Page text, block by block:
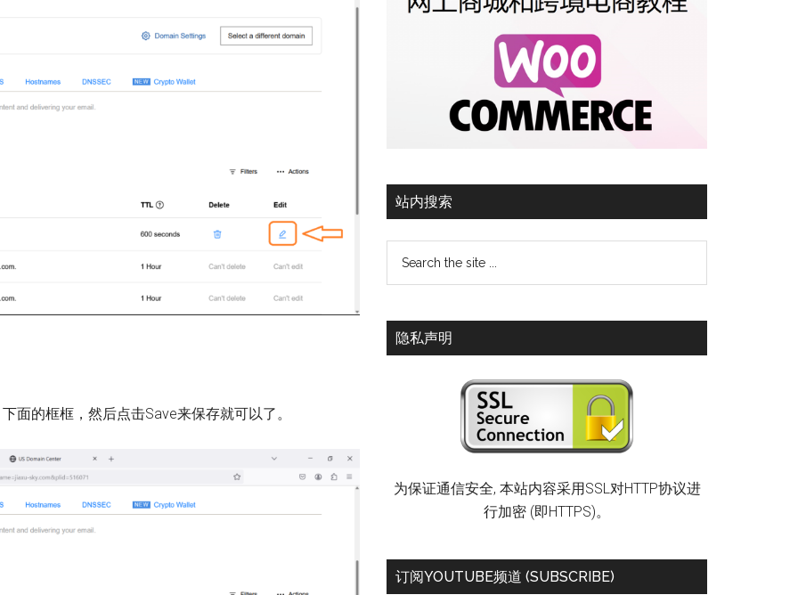
下面的框框，然后点击Save来保存就可以了。
站内搜索
隐私声明
为保证通信安全, 本站内容采用SSL对HTTP协议进
行加密 (即HTTPS)。
订阅YOUTUBE频道 (SUBSCRIBE)